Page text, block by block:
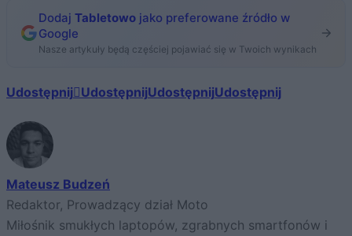
Dodaj Tabletowo jako preferowane źródło w
Google
Nasze artykuły będą częściej pojawiać się w Twoich wynikach
Udostępnij UdostępnijUdostępnijUdostępnij
Mateusz Budzeń
Redaktor, Prowadzący dział Moto
Miłośnik smukłych laptopów, zgrabnych smartfonów i